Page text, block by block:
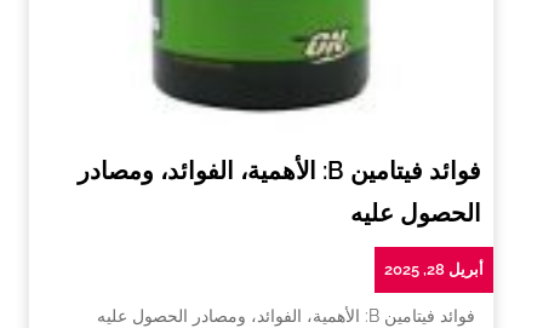
فوائد فيتامين B: الأهمية، الفوائد، ومصادر
الحصول عليه
أبريل 28, 2025
فوائد فيتامين B: الأهمية، الفوائد، ومصادر الحصول عليه